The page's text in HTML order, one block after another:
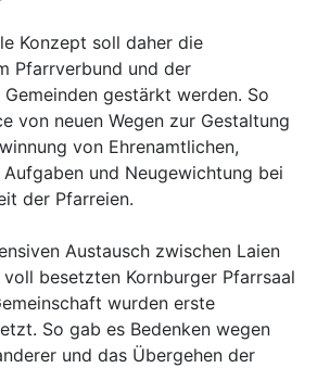
Konzept soll daher die
Pfarrverbund und der
gestärkt werden. So
von neuen Wegen zur Gestaltung
von Ehrenamtlichen,
und Neugewichtung bei
der Pfarreien.
Austausch zwischen Laien
besetzten Kornburger Pfarrsaal
wurden erste
So gab es Bedenken wegen
und das Übergehen der